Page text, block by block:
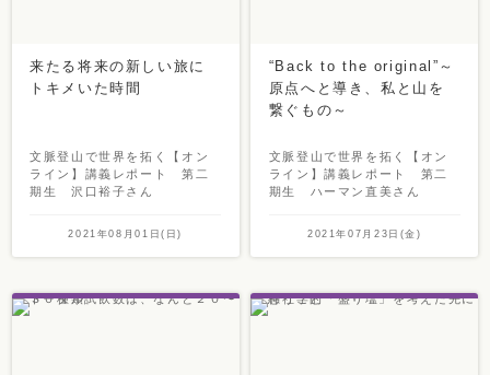
来たる将来の新しい旅に
トキメいた時間
文脈登山で世界を拓く【オン
ライン】講義レポート 第二
期生 沢口裕子さん
2021年08月01日(日)
“Back to the original”～
原点へと導き、私と山を
繋ぐもの～
文脈登山で世界を拓く【オン
ライン】講義レポート 第二
期生 ハーマン直美さん
2021年07月23日(金)